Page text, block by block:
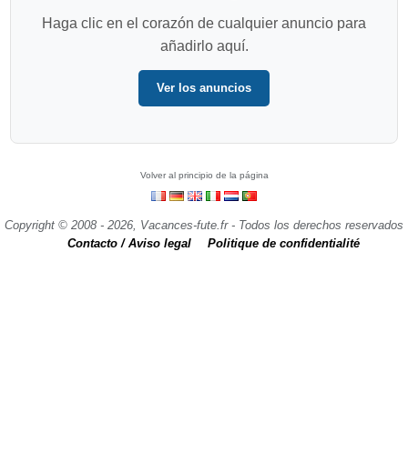
Haga clic en el corazón de cualquier anuncio para
añadirlo aquí.
Ver los anuncios
Volver al principio de la página
Copyright © 2008 - 2026, Vacances-fute.fr - Todos los derechos reservados
Contacto / Aviso legal
Politique de confidentialité